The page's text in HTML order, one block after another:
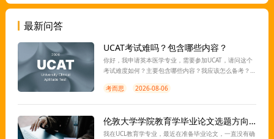
最新问答
UCAT考试难吗？包含哪些内容？
你好，我申请英本医学专业，需要参加UCAT，请问这个
考试难度如何？主要包含哪些内容？我应该怎么备考？
考而思
2026-08-06
伦敦大学学院教育学毕业论文选题方向有推荐吗？
我在UCL教育学专业，最近在准备毕业论文，一直没有确